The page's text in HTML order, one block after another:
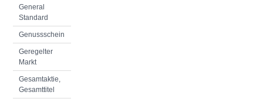
General
Standard
Genussschein
Geregelter
Markt
Gesamtaktie,
Gesamttitel